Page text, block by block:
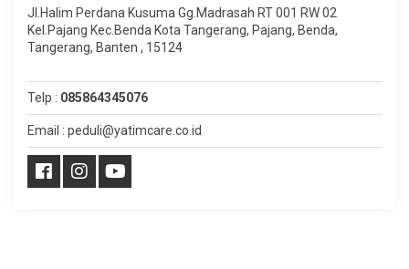
Jl.Halim Perdana Kusuma Gg.Madrasah RT 001 RW 02
Kel.Pajang Kec.Benda Kota Tangerang, Pajang, Benda,
Tangerang, Banten , 15124
Telp : 085864345076
Email : peduli@yatimcare.co.id